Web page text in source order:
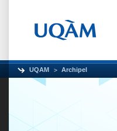
UQAM Archipel